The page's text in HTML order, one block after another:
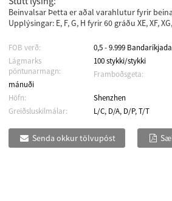
Beinvalsar Þetta er aðal varahlutur fyrir
Upplýsingar: E, F, G, H fyrir 60 gráðu XE, XF,
FOB verð:
0,5 - 9.999
Lágmarks
pöntunarmagn:
100 stykki/stykki
Framboðsgeta:
mánuði
Höfn:
Shenzhen
Greiðsluskilmálar:
L/C, D/A, D/P, T/T
Senda okkur tölvupóst